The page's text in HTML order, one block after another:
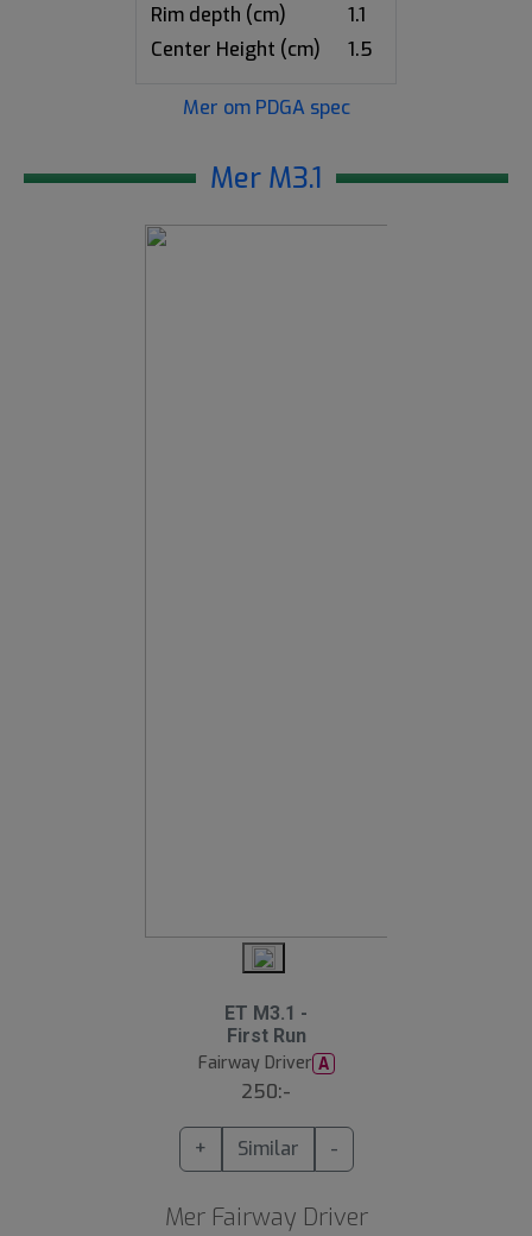
Rim depth (cm)
1.1
Center Height (cm)
1.5
Mer om PDGA spec
Mer M3.1
ET M3.1 -
First Run
Fairway Driver A
250:-
+ Similar -
Mer Fairway Driver